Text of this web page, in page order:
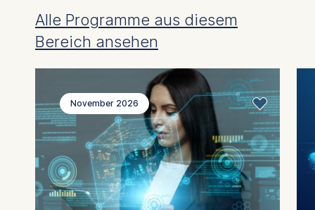
Alle Programme aus diesem
Bereich ansehen
November 2026